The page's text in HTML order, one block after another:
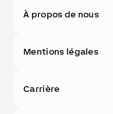
À propos de nous
Mentions légales
Carrière